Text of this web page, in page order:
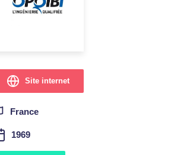
Site internet
France
1969